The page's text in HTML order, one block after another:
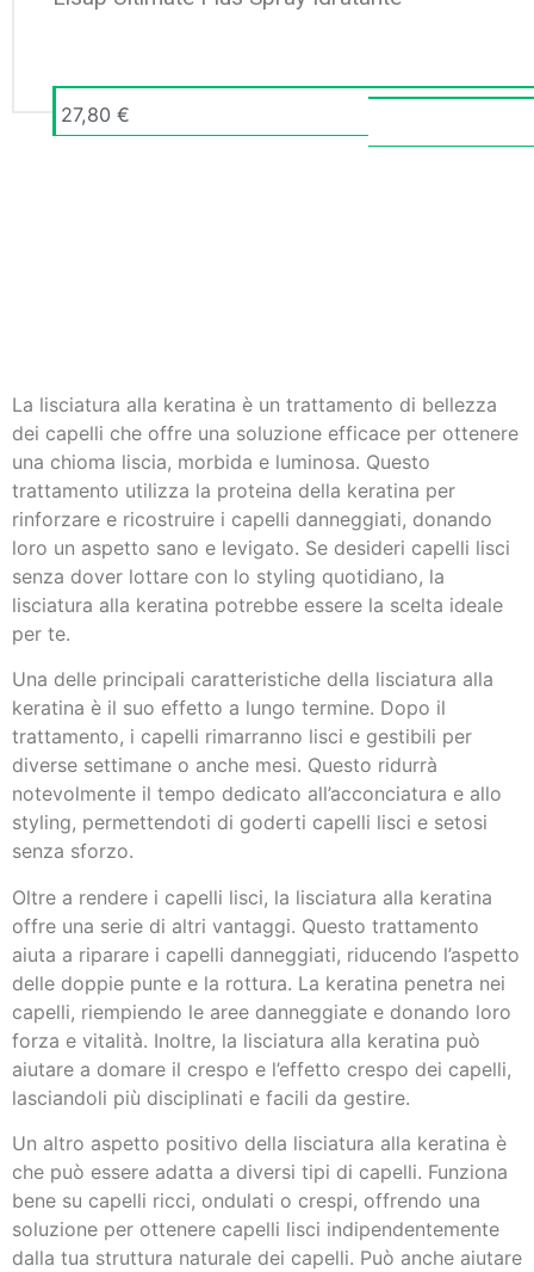
27,80 €
La lisciatura alla keratina è un trattamento di bellezza
dei capelli che offre una soluzione efficace per ottenere
una chioma liscia, morbida e luminosa. Questo
trattamento utilizza la proteina della keratina per
rinforzare e ricostruire i capelli danneggiati, donando
loro un aspetto sano e levigato. Se desideri capelli lisci
senza dover lottare con lo styling quotidiano, la
lisciatura alla keratina potrebbe essere la scelta ideale
per te.
Una delle principali caratteristiche della lisciatura alla
keratina è il suo effetto a lungo termine. Dopo il
trattamento, i capelli rimarranno lisci e gestibili per
diverse settimane o anche mesi. Questo ridurrà
notevolmente il tempo dedicato all’acconciatura e allo
styling, permettendoti di goderti capelli lisci e setosi
senza sforzo.
Oltre a rendere i capelli lisci, la lisciatura alla keratina
offre una serie di altri vantaggi. Questo trattamento
aiuta a riparare i capelli danneggiati, riducendo l’aspetto
delle doppie punte e la rottura. La keratina penetra nei
capelli, riempiendo le aree danneggiate e donando loro
forza e vitalità. Inoltre, la lisciatura alla keratina può
aiutare a domare il crespo e l’effetto crespo dei capelli,
lasciandoli più disciplinati e facili da gestire.
Un altro aspetto positivo della lisciatura alla keratina è
che può essere adatta a diversi tipi di capelli. Funziona
bene su capelli ricci, ondulati o crespi, offrendo una
soluzione per ottenere capelli lisci indipendentemente
dalla tua struttura naturale dei capelli. Può anche aiutare